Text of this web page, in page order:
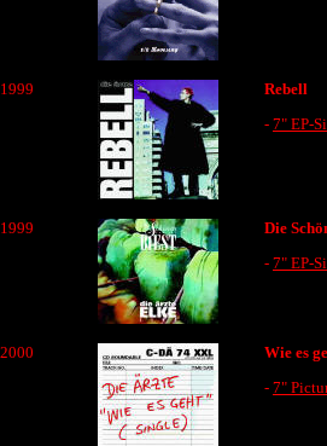
1999
Rebell
- 7" EP-
1999
Die
- 7" EP-
2000
Wie es
- 7"